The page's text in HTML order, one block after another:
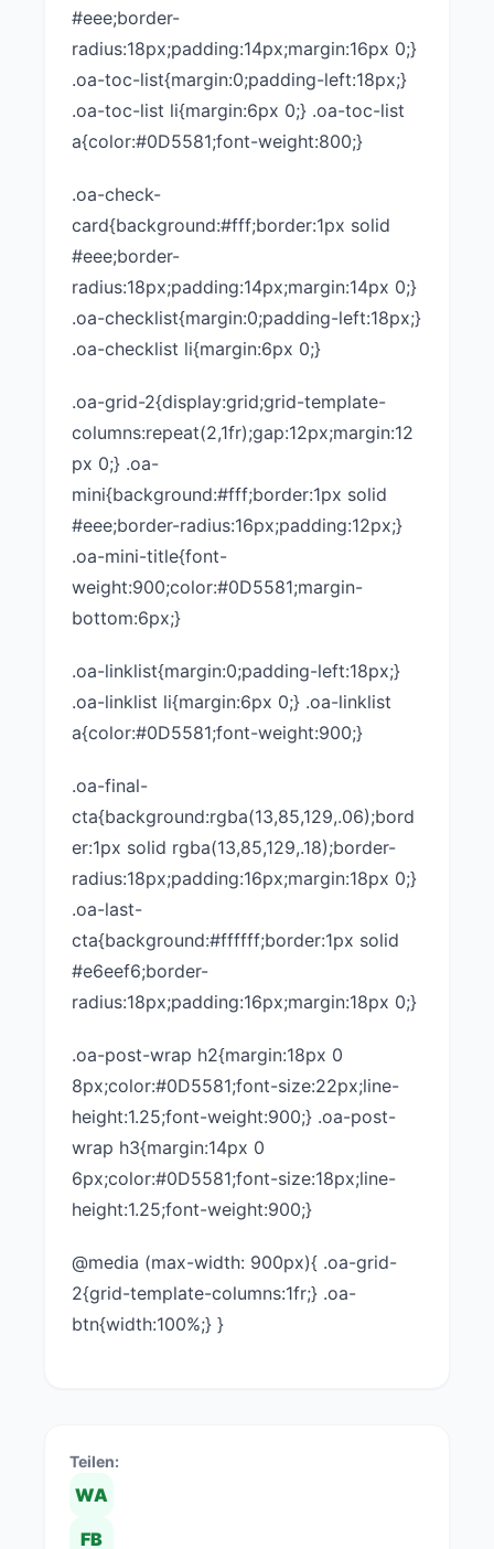
#eee;border-
radius:18px;padding:14px;margin:16px 0;}
.oa-toc-list{margin:0;padding-left:18px;}
.oa-toc-list li{margin:6px 0;} .oa-toc-list
a{color:#0D5581;font-weight:800;}
.oa-check-
card{background:#fff;border:1px solid
#eee;border-
radius:18px;padding:14px;margin:14px 0;}
.oa-checklist{margin:0;padding-left:18px;}
.oa-checklist li{margin:6px 0;}
.oa-grid-2{display:grid;grid-template-
columns:repeat(2,1fr);gap:12px;margin:12
px 0;} .oa-
mini{background:#fff;border:1px solid
#eee;border-radius:16px;padding:12px;}
.oa-mini-title{font-
weight:900;color:#0D5581;margin-
bottom:6px;}
.oa-linklist{margin:0;padding-left:18px;}
.oa-linklist li{margin:6px 0;} .oa-linklist
a{color:#0D5581;font-weight:900;}
.oa-final-
cta{background:rgba(13,85,129,.06);bord
er:1px solid rgba(13,85,129,.18);border-
radius:18px;padding:16px;margin:18px 0;}
.oa-last-
cta{background:#ffffff;border:1px solid
#e6eef6;border-
radius:18px;padding:16px;margin:18px 0;}
.oa-post-wrap h2{margin:18px 0
8px;color:#0D5581;font-size:22px;line-
height:1.25;font-weight:900;} .oa-post-
wrap h3{margin:14px 0
6px;color:#0D5581;font-size:18px;line-
height:1.25;font-weight:900;}
@media (max-width: 900px){ .oa-grid-
2{grid-template-columns:1fr;} .oa-
btn{width:100%;} }
Teilen:
WA
FB